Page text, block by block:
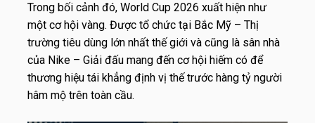
Trong bối cảnh đó, World Cup 2026 xuất hiện như
một cơ hội vàng. Được tổ chức tại Bắc Mỹ – Thị
trường tiêu dùng lớn nhất thế giới và cũng là sân nhà
của Nike – Giải đấu mang đến cơ hội hiếm có để
thương hiệu tái khẳng định vị thế trước hàng tỷ người
hâm mộ trên toàn cầu.